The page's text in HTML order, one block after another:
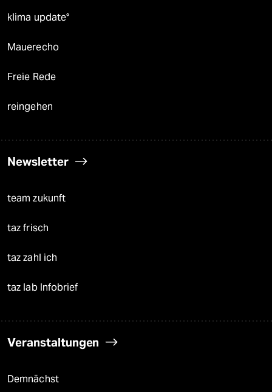
klima update°
Mauerecho
Freie Rede
reingehen
Newsletter
team zukunft
taz frisch
taz zahl ich
taz lab Infobrief
Veranstaltungen
Demnächst